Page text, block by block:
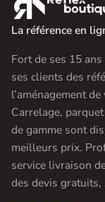
La référence en
Fort de ses 15
ses clients des
l’aménagement
Carrelage,
de gamme sont
meilleurs prix.
service livraison
des devis